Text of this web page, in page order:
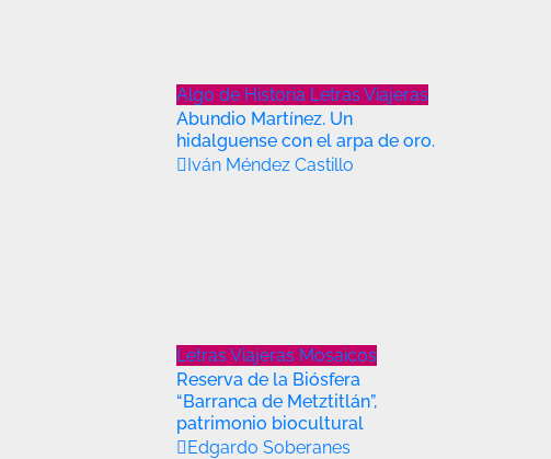
Algo de Historia Letras Viajeras
Abundio Martínez. Un
hidalguense con el arpa de oro.
Iván Méndez Castillo
Letras Viajeras Mosaicos
Reserva de la Biósfera
“Barranca de Metztitlán”,
patrimonio biocultural
Edgardo Soberanes